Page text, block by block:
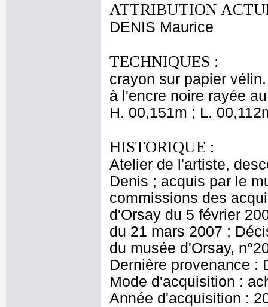
ATTRIBUTION
DENIS Maurice
TECHNIQUES :
crayon sur papier
à l'encre noire rayée
H. 00,151m ; L.
HISTORIQUE :
Atelier de l'artiste,
Denis ; acquis par le
commissions des
d'Orsay du 5 février
du 21 mars 2007 ;
du musée d'Orsay,
Dernière provenance :
Mode d'acquisition :
Année d'acquisition :